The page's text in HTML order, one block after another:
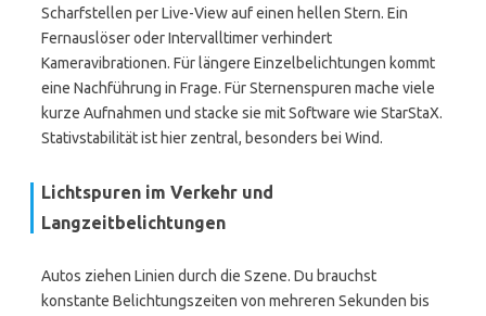
Scharfstellen per Live-View auf einen hellen Stern. Ein
Fernauslöser oder Intervalltimer verhindert
Kameravibrationen. Für längere Einzelbelichtungen kommt
eine Nachführung in Frage. Für Sternenspuren mache viele
kurze Aufnahmen und stacke sie mit Software wie StarStaX.
Stativstabilität ist hier zentral, besonders bei Wind.
Lichtspuren im Verkehr und
Langzeitbelichtungen
Autos ziehen Linien durch die Szene. Du brauchst
konstante Belichtungszeiten von mehreren Sekunden bis